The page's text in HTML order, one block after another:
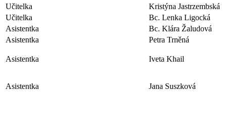
Učitelka
Kristýna Jastrzembská
Učitelka
Bc. Lenka Ligocká
Asistentka
Bc. Klára Žaludová
Asistentka
Petra Trněná
Asistentka Iveta Khail
Asistentka Jana Suszková